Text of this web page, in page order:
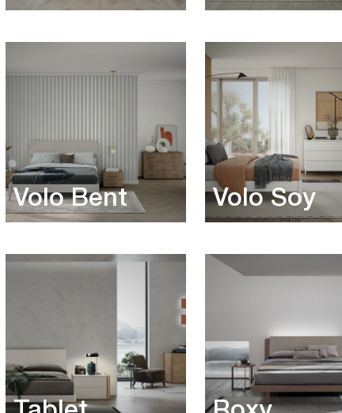
Volo Bent Volo Soy